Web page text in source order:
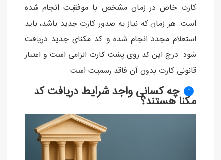
کارت خاص در زمان مشخص با موفقیت انجام شده
است. هر زمان که نیاز به صدور کارت جدید باشد، باید
استعلام مجدد انجام شده و کد مکنای جدید دریافت
شود. درج این کد روی پشت کارت الزامی است و اعتبار
قانونی کارت بدون آن فاقد رسمیت است.
↑ چه کسانی واجد شرایط دریافت کد
مکنا هستند؟